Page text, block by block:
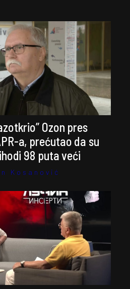
Ozon pres
a, prećutao da su
98 puta veći
Kosanović